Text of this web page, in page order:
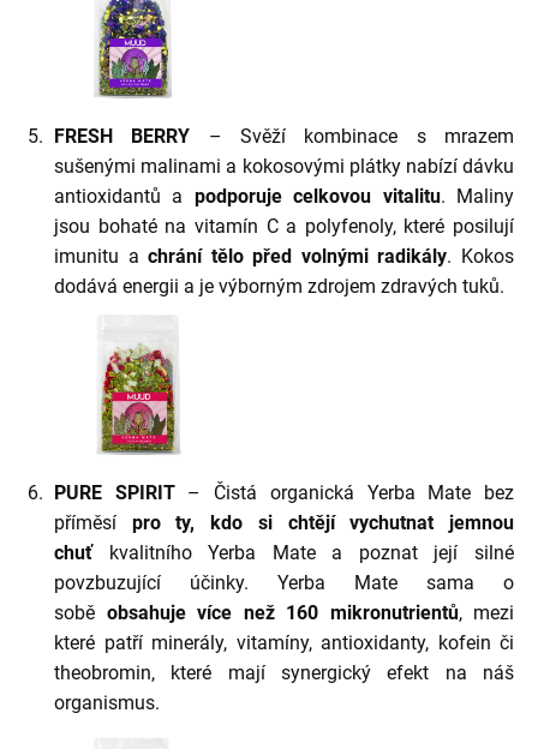
FRESH BERRY
– Svěží kombinace s mrazem
sušenými malinami a kokosovými plátky nabízí dávku
antioxidantů a podporuje celkovou vitalitu. Maliny
jsou bohaté na vitamín C a polyfenoly, které posilují
imunitu a chrání tělo před volnými radikály. Kokos
dodává energii a je výborným zdrojem zdravých tuků.
PURE SPIRIT – Čistá organická Yerba Mate bez
příměsí
pro ty, kdo si chtějí vychutnat jemnou
chuťkvalitního Yerba Mate a poznat její silné
povzbuzující účinky. Yerba Mate sama o
sobě obsahuje více než 160 mikronutrientů, mezi
které patří minerály, vitamíny, antioxidanty, kofein či
theobromin, které mají synergický efekt na náš
organismus.